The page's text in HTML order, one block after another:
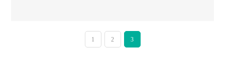
1 2 3